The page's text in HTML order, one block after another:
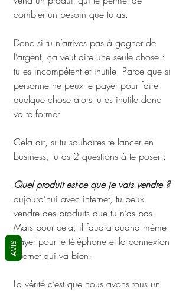
combler un besoin que tu as.
Donc si tu n’arrives pas à gagner de
l’argent, ça veut dire une seule chose :
tu es incompétent et inutile. Parce que si
personne ne peux te payer pour faire
quelque chose alors tu es inutile donc
va te former.
Cela dit, si tu souhaites te lancer en
business, tu as 2 questions à te poser :
Quel produit est-ce que je vais vendre ?
aujourd’hui avec internet, tu peux
vendre des produits que tu n’as pas.
Mais pour cela, il faudra quand même
payer pour le téléphone et la connexion
internet qui va bien.
La vérité c’est que nous avons tous un
AVIS